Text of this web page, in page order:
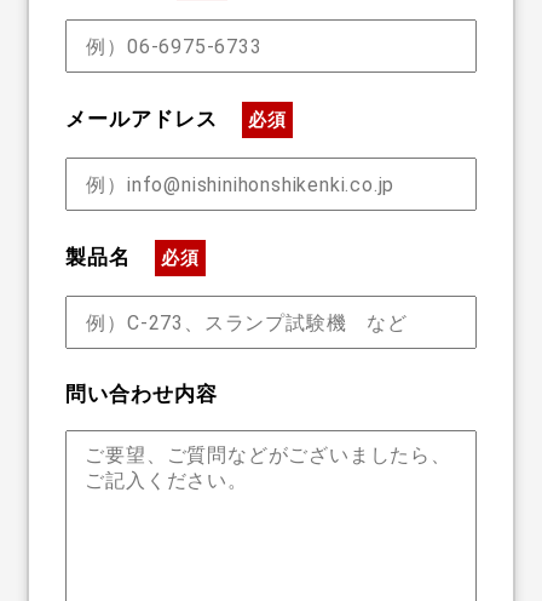
メールアドレス 必須
製品名 必須
問い合わせ内容